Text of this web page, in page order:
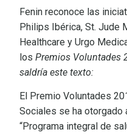
Fenin reconoce las
Philips Ibérica, St. Jude
Healthcare y Urgo
los Premios Voluntades
saldría este texto:
El Premio Voluntades
Sociales se ha otorgado
“Programa integral de